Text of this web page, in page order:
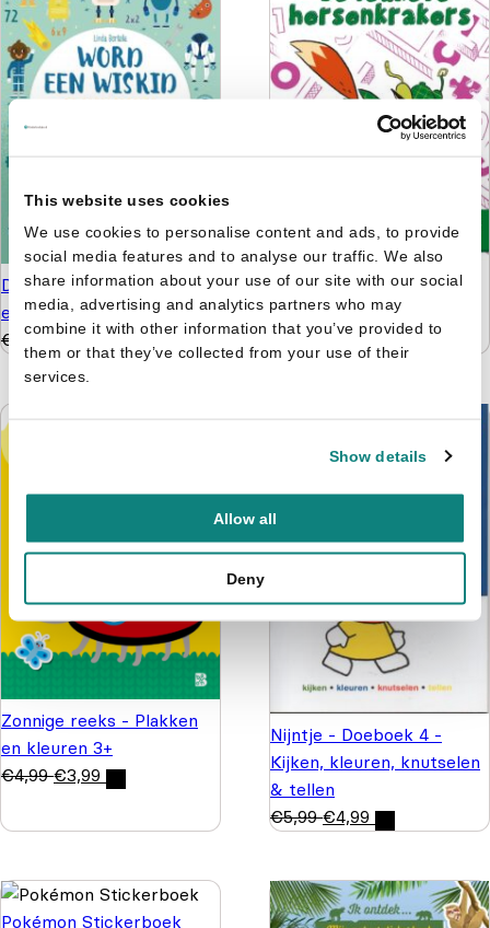
This website uses cookies
We use cookies to personalise content and ads, to provide
social media features and to analyse our traffic. We also
share information about your use of our site with our social
media, advertising and analytics partners who may
combine it with other information that you’ve provided to
them or that they’ve collected from your use of their
services.
Show details
Allow all
Deny
De tafelfabriek - Word
een wiskid
€
9,99 €6,99
De leukste hersenkrakers
8+
€5,99 € 4,99
Zonnige reeks - Plakken
en kleuren 3+
€4,99 €3,99
Nijntje - Doeboek 4 -
Kijken, kleuren, knutselen
& tellen
€5,99 €4,99
Pokémon Stickerboek